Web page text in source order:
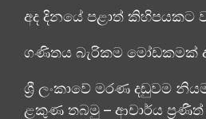
අද දිනයේ පළාත් කිහිපයකට
ගණිතය බැරිකම මෝඩකමක්
ශ්‍රී ලංකාවේ මරණ දඬුවම
ළකුණ තබමු – ආචාර්ය